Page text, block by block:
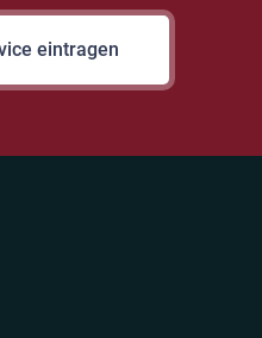
eintragen